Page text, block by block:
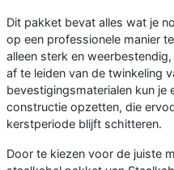
Dit pakket bevat alles wat je
op een professionele manier
alleen sterk en
af te leiden van de twinkeling
bevestigingsmaterialen kun je
constructie opzetten, die
kerstperiode blijft schitteren.
Door te kiezen voor de juiste